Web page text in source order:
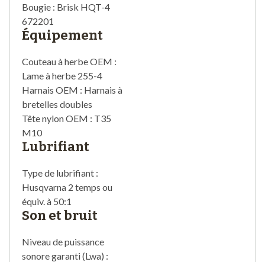
Bougie : Brisk HQT-4
672201
Équipement
Couteau à herbe OEM :
Lame à herbe 255-4
Harnais OEM : Harnais à
bretelles doubles
Tête nylon OEM : T35
M10
Lubrifiant
Type de lubrifiant :
Husqvarna 2 temps ou
équiv. à 50:1
Son et bruit
Niveau de puissance
sonore garanti (Lwa) :